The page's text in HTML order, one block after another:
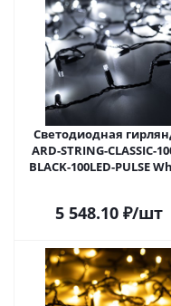
Светодиодная
ARD-STRING-CLASSIC-
BLACK-100LED-PULSE
5 548.10₽/шт